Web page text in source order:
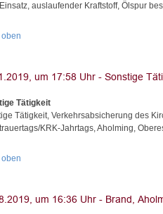
auslaufender Kraftstoff, Ölspur
oben
Tätigkeit
Tätigkeit, Verkehrsabsicherung des
KRK-Jahrtags, Aholming,
oben